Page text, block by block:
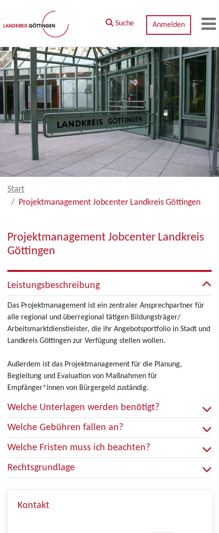
Zum Hauptinhalt springen
Suche Anmelden
Start
Projektmanagement Jobcenter Landkreis Göttingen
Projektmanagement Jobcenter Landkreis
Göttingen
Leistungsbeschreibung
Das Projektmanagement ist ein zentraler Ansprechpartner für
alle regional und überregional tätigen Bildungsträger/
Arbeitsmarktdienstleister, die ihr Angebotsportfolio in Stadt und
Landkreis Göttingen zur Verfügung stellen wollen.
Außerdem ist das Projektmanagement für die Planung,
Begleitung und Evaluation von Maßnahmen für
Empfänger*innen von Bürgergeld zuständig.
Welche Unterlagen werden benötigt?
Welche Gebühren fallen an?
Welche Fristen muss ich beachten?
Rechtsgrundlage
Kontakt